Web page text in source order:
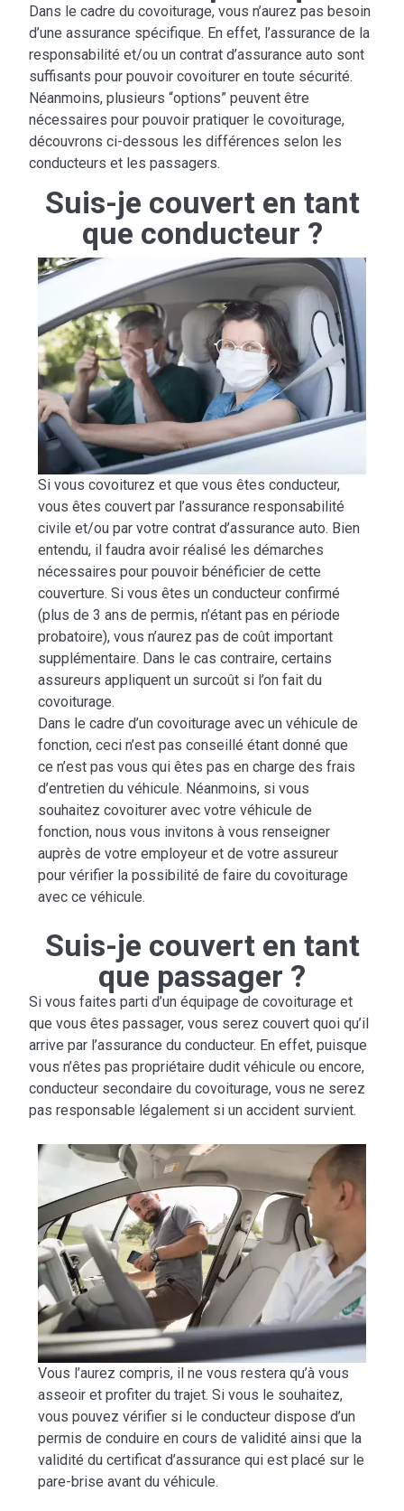
Dans le cadre du covoiturage, vous n’aurez pas besoin
d’une assurance spécifique. En effet, l’assurance de la
responsabilité et/ou un contrat d’assurance auto sont
suffisants pour pouvoir covoiturer en toute sécurité.
Néanmoins, plusieurs “options” peuvent être
nécessaires pour pouvoir pratiquer le covoiturage,
découvrons ci-dessous les différences selon les
conducteurs et les passagers.
Suis-je couvert en tant
que conducteur ?
Si vous covoiturez et que vous êtes conducteur,
vous êtes couvert par l’assurance responsabilité
civile et/ou par votre contrat d’assurance auto. Bien
entendu, il faudra avoir réalisé les démarches
nécessaires pour pouvoir bénéficier de cette
couverture. Si vous êtes un conducteur confirmé
(plus de 3 ans de permis, n’étant pas en période
probatoire), vous n’aurez pas de coût important
supplémentaire. Dans le cas contraire, certains
assureurs appliquent un surcoût si l’on fait du
covoiturage.
Dans le cadre d’un covoiturage avec un véhicule de
fonction, ceci n’est pas conseillé étant donné que
ce n’est pas vous qui êtes pas en charge des frais
d’entretien du véhicule. Néanmoins, si vous
souhaitez covoiturer avec votre véhicule de
fonction, nous vous invitons à vous renseigner
auprès de votre employeur et de votre assureur
pour vérifier la possibilité de faire du covoiturage
avec ce véhicule.
Suis-je couvert en tant
que passager ?
Si vous faites parti d’un équipage de covoiturage et
que vous êtes passager, vous serez couvert quoi qu’il
arrive par l’assurance du conducteur. En effet, puisque
vous n’êtes pas propriétaire dudit véhicule ou encore,
conducteur secondaire du covoiturage, vous ne serez
pas responsable légalement si un accident survient.
Vous l’aurez compris, il ne vous restera qu’à vous
asseoir et profiter du trajet. Si vous le souhaitez,
vous pouvez vérifier si le conducteur dispose d’un
permis de conduire en cours de validité ainsi que la
validité du certificat d’assurance qui est placé sur le
pare-brise avant du véhicule.